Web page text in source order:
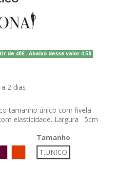
de 40€ . Abaixo desse valor 4.50
2 dias
tamanho único com fivela .
elasticidade. Largura 5cm
Tamanho
T.UNICO